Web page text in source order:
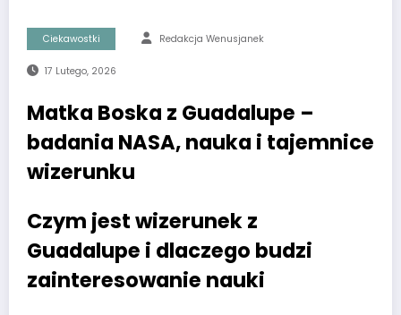
Ciekawostki Redakcja Wenusjanek
17 Lutego, 2026
Matka Boska z Guadalupe –
badania NASA, nauka i tajemnice
wizerunku
Czym jest wizerunek z
Guadalupe i dlaczego budzi
zainteresowanie nauki